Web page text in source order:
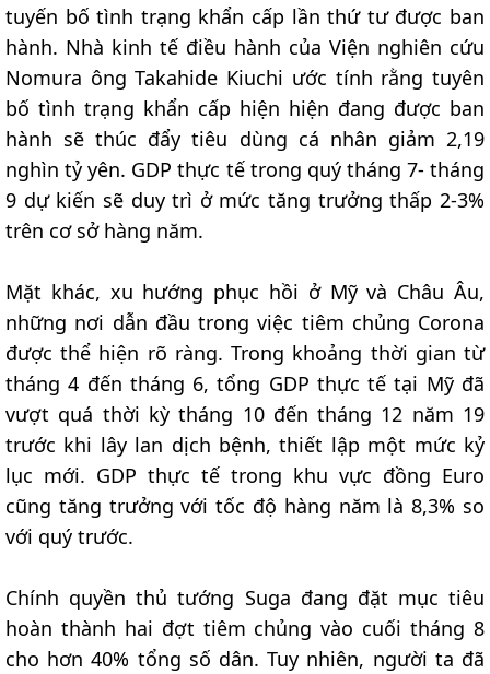
tuyến bố tình trạng khẩn cấp lần thứ tư được ban
hành. Nhà kinh tế điều hành của Viện nghiên cứu
Nomura ông Takahide Kiuchi ước tính rằng tuyên
bố tình trạng khẩn cấp hiện hiện đang được ban
hành sẽ thúc đẩy tiêu dùng cá nhân giảm 2,19
nghìn tỷ yên. GDP thực tế trong quý tháng 7- tháng
9 dự kiến sẽ duy trì ở mức tăng trưởng thấp 2-3%
trên cơ sở hàng năm.
Mặt khác, xu hướng phục hồi ở Mỹ và Châu Âu,
những nơi dẫn đầu trong việc tiêm chủng Corona
được thể hiện rõ ràng. Trong khoảng thời gian từ
tháng 4 đến tháng 6, tổng GDP thực tế tại Mỹ đã
vượt quá thời kỳ tháng 10 đến tháng 12 năm 19
trước khi lây lan dịch bệnh, thiết lập một mức kỷ
lục mới. GDP thực tế trong khu vực đồng Euro
cũng tăng trưởng với tốc độ hàng năm là 8,3% so
với quý trước.
Chính quyền thủ tướng Suga đang đặt mục tiêu
hoàn thành hai đợt tiêm chủng vào cuối tháng 8
cho hơn 40% tổng số dân. Tuy nhiên, người ta đã